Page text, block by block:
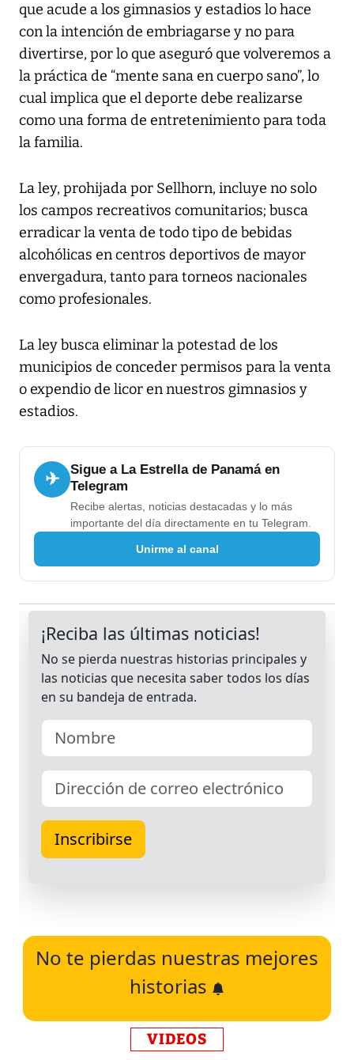
que acude a los gimnasios y estadios lo hace
con la intención de embriagarse y no para
divertirse, por lo que aseguró que volveremos a
la práctica de “mente sana en cuerpo sano”, lo
cual implica que el deporte debe realizarse
como una forma de entretenimiento para toda
la familia.
La ley, prohijada por Sellhorn, incluye no solo
los campos recreativos comunitarios; busca
erradicar la venta de todo tipo de bebidas
alcohólicas en centros deportivos de mayor
envergadura, tanto para torneos nacionales
como profesionales.
La ley busca eliminar la potestad de los
municipios de conceder permisos para la venta
o expendio de licor en nuestros gimnasios y
estadios.
✈
Sigue a La Estrella de Panamá en
Telegram
Recibe alertas, noticias destacadas y lo más
importante del día directamente en tu Telegram.
Unirme al canal
No te pierdas nuestras mejores
historias
VIDEOS